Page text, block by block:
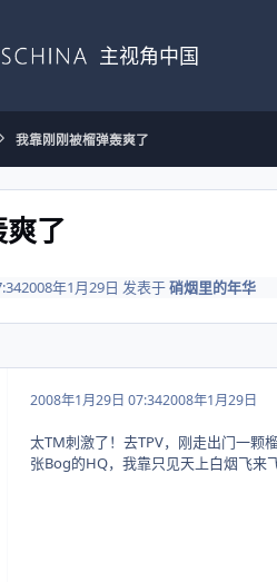
主视角中国
我靠刚刚被榴弹轰爽了
了
2008年1月29日 发表于硝烟里的年华
2008年1月29日 07:342008年1月29日
太TM刺激了！去TPV，刚走出门一颗
张Bog的HQ，我靠只见天上白烟飞来